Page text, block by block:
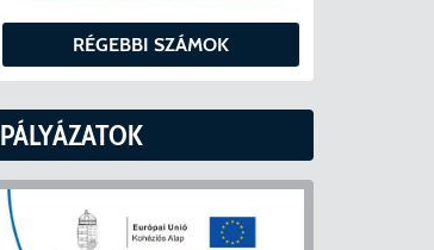
RÉGEBBI SZÁMOK
PÁLYÁZATOK